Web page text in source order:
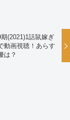
(2021)1話鼠嫁ぎ
動画視聴！あらす
は？